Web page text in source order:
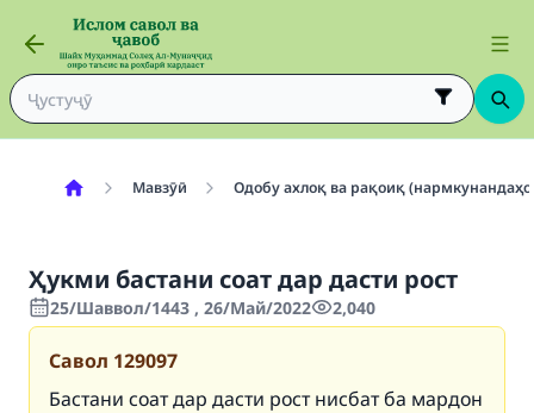
Мавзӯӣ Одобу ахлоқ ва рақоиқ
Ҳукми бастани соат дар дасти рост
25/Шаввол/1443 , 26/Май/2022 2,040
Савол 129097
Бастани соат дар дасти рост нисбат ба мардон